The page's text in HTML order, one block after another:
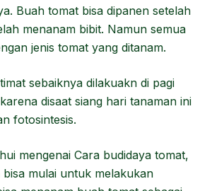
Buah tomat bisa dipanen setelah
menanam bibit. Namun semua
jenis tomat yang ditanam.
sebaiknya dilakuakn di pagi
disaat siang hari tanaman ini
fotosintesis.
mengenai Cara budidaya tomat,
mulai untuk melakukan